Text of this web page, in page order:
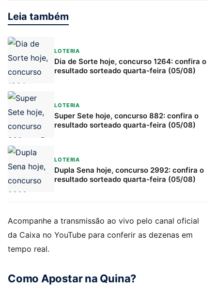
Leia também
LOTERIA
Dia de Sorte hoje, concurso 1264: confira o
resultado sorteado quarta-feira (05/08)
LOTERIA
Super Sete hoje, concurso 882: confira o
resultado sorteado quarta-feira (05/08)
LOTERIA
Dupla Sena hoje, concurso 2992: confira o
resultado sorteado quarta-feira (05/08)
Acompanhe a transmissão ao vivo pelo canal oficial
da Caixa no YouTube para conferir as dezenas em
tempo real.
Como Apostar na Quina?